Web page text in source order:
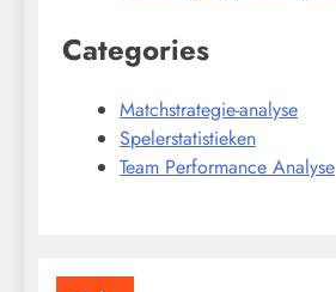
Categories
Matchstrategie-analyse
Spelerstatistieken
Team Performance Analyse